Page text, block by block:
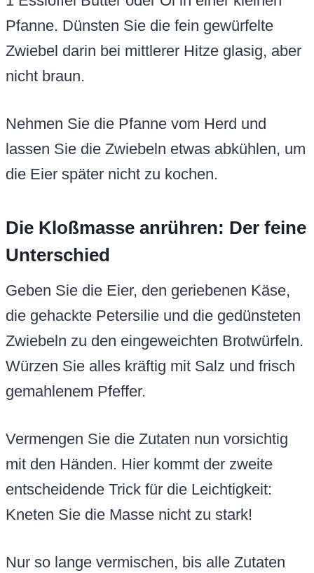
Pfanne. Dünsten Sie die fein gewürfelte
Zwiebel darin bei mittlerer Hitze glasig, aber
nicht braun.
Nehmen Sie die Pfanne vom Herd und
lassen Sie die Zwiebeln etwas abkühlen, um
die Eier später nicht zu kochen.
Die Kloßmasse anrühren: Der feine
Unterschied
Geben Sie die Eier, den geriebenen Käse,
die gehackte Petersilie und die gedünsteten
Zwiebeln zu den eingeweichten Brotwürfeln.
Würzen Sie alles kräftig mit Salz und frisch
gemahlenem Pfeffer.
Vermengen Sie die Zutaten nun vorsichtig
mit den Händen. Hier kommt der zweite
entscheidende Trick für die Leichtigkeit:
Kneten Sie die Masse nicht zu stark!
Nur so lange vermischen, bis alle Zutaten